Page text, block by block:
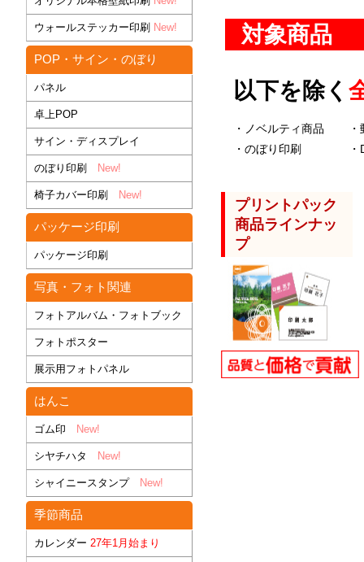
対象商品
以下を除く
・ノベルティ商品
・のぼり印刷
ウォールステッカー印刷 New!
POP・サイン・のぼり
パネル
卓上POP
サイン・ディスプレイ
のぼり印刷 New!
椅子カバー印刷 New!
パッケージ印刷
パッケージ印刷
写真・フォト関連
フォトアルバム・フォトブック
フォトポスター
展示用フォトパネル
はんこ
ゴム印 New!
シヤチハタ New!
シャイニースタンプNew!
季節商品
カレンダー 27年1月始まり
プリントパック
商品ラインナッ
プ